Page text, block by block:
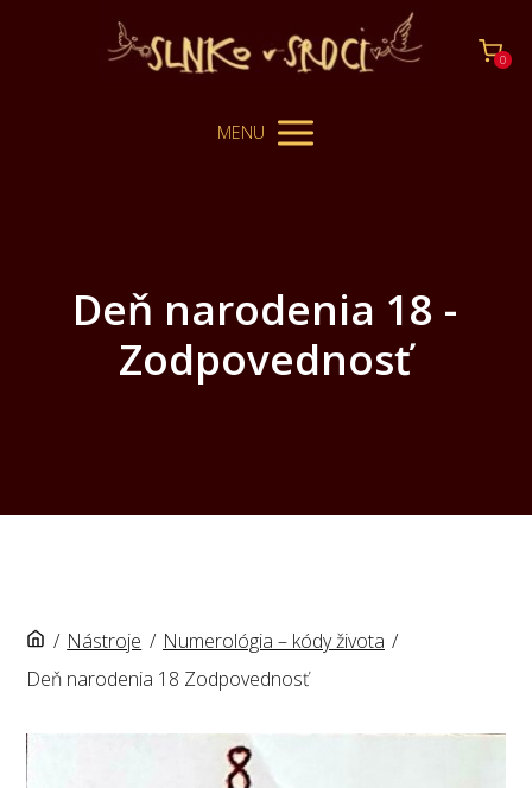
0
MENU
Deň narodenia 18 -
Zodpovednosť
/ Nástroje / Numerológia – kódy života /
Deň narodenia 18 Zodpovednosť